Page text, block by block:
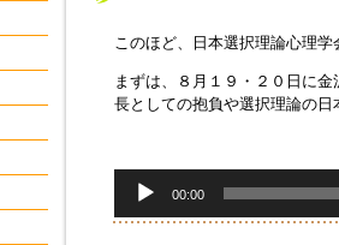
このほど、日本選択理論心理
まずは、８月１９・２０日に
長としての抱負や選択理論の
プ
00:00